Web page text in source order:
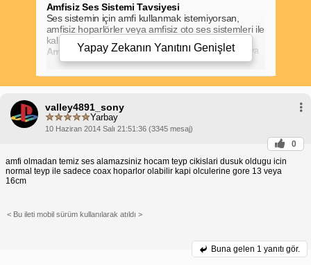
Amfisiz Ses Sistemi Tavsiyesi
Ses sistemin için amfi kullanmak istemiyorsan,
amfisiz hoparlörler veya amfisiz oto ses sistemleri ile
kaliteli bir ses deneyimi yaşayabilirsin.
Amfisiz Hoparlör Tavsiyesi
Amfisiz hoparlörler, yüksek hassasiyet seviyelerine
sahiptir ve amfiye gerek kalmadan güçlü sesler
üretirler. Etkili amfisiz hoparlörler için aşağıdaki
Hassasiyet:90 dB veya
daha yüksek hassasiyetli hoparlörler tercih et.
Empedans:Amfin olmadan çalıştırılacak
hoparlörlerin empedansı 8 ohm olmalıdır.
Hoparlörlerin güç kapasitesi,
Anfisiz Oto Ses Sistemi Tavsiyesi
kullanmadan yüksek ses seviyeleri elde etmek için
Yüksek Kaliteli
Yüksek hassasiyetli ve düşük
Güçlü Müzik Çalar veya Ses Kaynağı:Aracının
Yapay Zekanın Yanıtını Genişlet
valley4891_sony
Yarbay
10 Haziran 2014 Salı 21:51:36 (3345 mesaj)
0
amfi olmadan temiz ses alamazsiniz hocam teyp cikislari dusuk oldugu icin
normal teyp ile sadece coax hoparlor olabilir kapi olculerine gore 13 veya
16cm
< Bu ileti mobil sürüm kullanılarak atıldı >
Buna gelen 1 yanıtı gör.